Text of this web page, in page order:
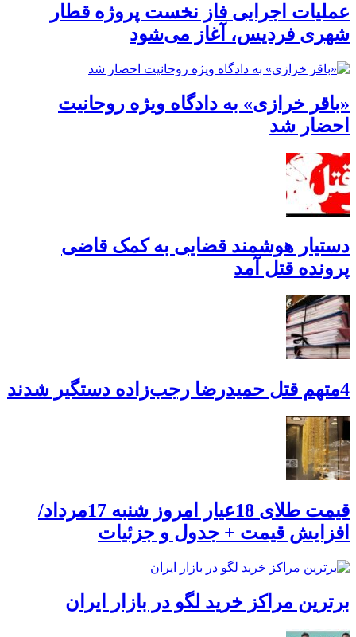
عملیات اجرایی فاز نخست پروژه قطار
شهری فردیس، آغاز می‌شود
«باقر خرازی» به دادگاه ویژه روحانیت
احضار شد
دستیار هوشمند قضایی به کمک قاضی
پرونده قتل آمد
4متهم قتل حمیدرضا رجب‌زاده دستگیر شدند
قیمت طلای 18عیار امروز شنبه 17مرداد/
افزایش قیمت + جدول و جزئیات
برترین مراکز خرید لگو در بازار ایران